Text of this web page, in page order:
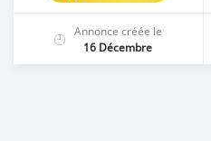
Annonce créée le
16 Décembre